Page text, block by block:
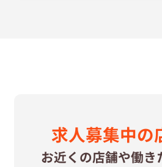
求⼈募集中の
お近くの店舗や働き